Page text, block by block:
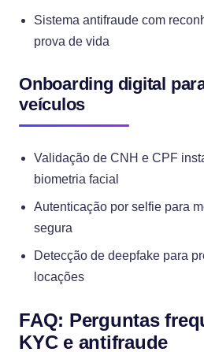
Sistema antifraude com
prova de vida
Onboarding digital
veículos
Validação de CNH e CPF
biometria facial
Autenticação por selfie para
segura
Detecção de deepfake para
locações
FAQ: Perguntas
KYC e antifraude